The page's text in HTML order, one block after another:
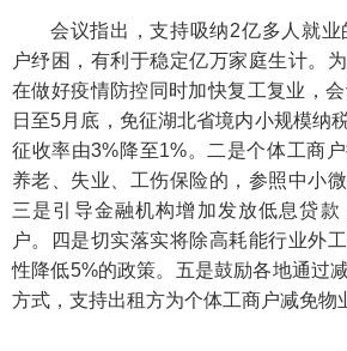
会议指出，支持吸纳2亿多人就
户纾困，有利于稳定亿万家庭生计。
在做好疫情防控同时加快复工复业，
日至5月底，免征湖北省境内小规模纳
征收率由3%降至1%。二是个体工商
养老、失业、工伤保险的，参照中小
三是引导金融机构增加发放低息贷
户。四是切实落实将除高耗能行业外
性降低5%的政策。五是鼓励各地通过
方式，支持出租方为个体工商户减免物